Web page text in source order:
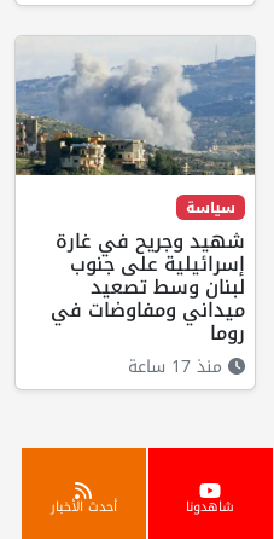
سياسة
شهيد وجريح في غارة
إسرائيلية على جنوب
لبنان وسط تصعيد
ميداني ومفاوضات في
روما
منذ 17 ساعة
شاهدونا أحدث الأخبار